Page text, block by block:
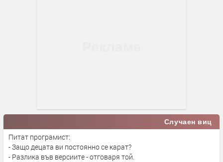
Случаен виц
Питат програмист:
- Защо децата ви постоянно се карат?
- Разлика във версиите - отговаря той.